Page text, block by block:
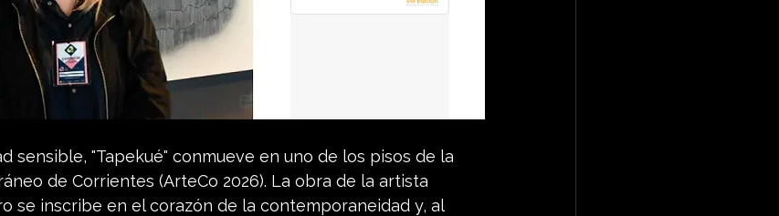
sensible, "Tapekué" conmueve en uno de los pisos de la
de Corrientes (ArteCo 2026). La obra de la artista
se inscribe en el corazón de la contemporaneidad y, al